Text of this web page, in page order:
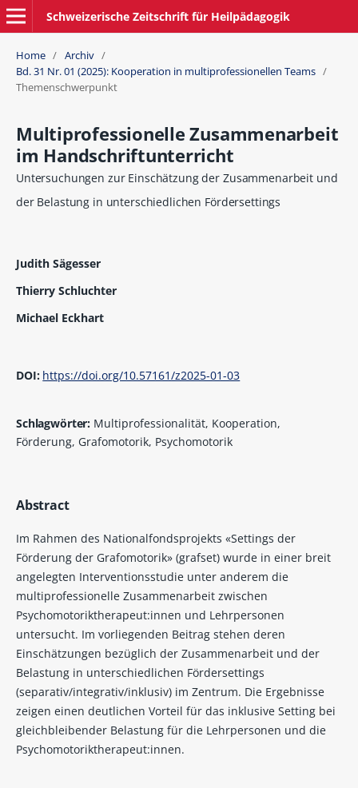
Schweizerische Zeitschrift für Heilpädagogik
Home / Archiv /
Bd. 31 Nr. 01 (2025): Kooperation in multiprofessionellen Teams /
Themenschwerpunkt
Multiprofessionelle Zusammenarbeit
im Handschriftunterricht
Untersuchungen zur Einschätzung der Zusammenarbeit und
der Belastung in unterschiedlichen Fördersettings
Judith Sägesser
Thierry Schluchter
Michael Eckhart
DOI: https://doi.org/10.57161/z2025-01-03
Schlagwörter: Multiprofessionalität, Kooperation,
Förderung, Grafomotorik, Psychomotorik
Abstract
Im Rahmen des Nationalfondsprojekts «Settings der
Förderung der Grafomotorik» (grafset) wurde in einer breit
angelegten Interventionsstudie unter anderem die
multiprofessionelle Zusammenarbeit zwischen
Psychomotoriktherapeut:innen und Lehrpersonen
untersucht. Im vorliegenden Beitrag stehen deren
Einschätzungen bezüglich der Zusammenarbeit und der
Belastung in unterschiedlichen Fördersettings
(separativ/integrativ/inklusiv) im Zentrum. Die Ergebnisse
zeigen einen deutlichen Vorteil für das inklusive Setting bei
gleichbleibender Belastung für die Lehrpersonen und die
Psychomotoriktherapeut:innen.